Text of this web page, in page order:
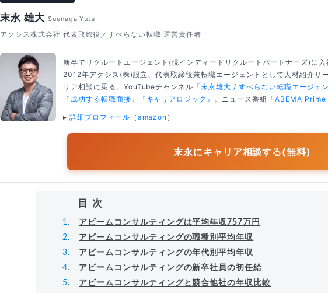
末永 雄大 Suenaga Yuta
アクシス株式会社 代表取締役／すべらない転職 運営責任者
新卒でリクルートエージェント(現インディードリクルートパートナーズ)に入
2012年アクシス(株)設立、代表取締役兼転職エージェントとして人材紹介サ
リア相談に乗る。YouTubeチャンネル 「末永雄大 / すべらない転職エージェ
『成功する転職面接』
『キャリアロジック』 。ニュース番組 「ABEMA Prime
▸ 詳細プロフィール （ amazon ）
末永にキャリア相談する(無料)
目次
アビームコンサルティングは平均年収757万円
アビームコンサルティングの職種別平均年収
アビームコンサルティングの年代別平均年収
アビームコンサルティングの新卒社員の初任給
アビームコンサルティングと競合他社の年収比較